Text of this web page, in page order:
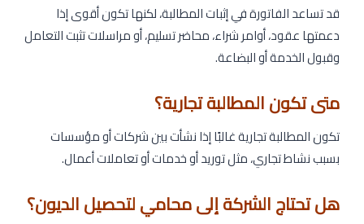
قد تساعد الفاتورة في إثبات المطالبة، لكنها تكون أقوى إذا
دعمتها عقود، أوامر شراء، محاضر تسليم، أو مراسلات تثبت التعامل
وقبول الخدمة أو البضاعة.
متى تكون المطالبة تجارية؟
تكون المطالبة تجارية غالبًا إذا نشأت بين شركات أو مؤسسات
بسبب نشاط تجاري، مثل توريد أو خدمات أو تعاملات أعمال.
هل تحتاج الشركة إلى محامي لتحصيل الديون؟